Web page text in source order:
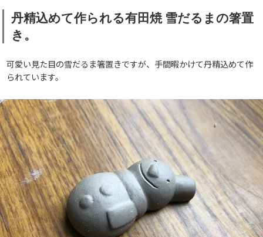
丹精込めて作られる有田焼 雪だるまの箸置
き。
可愛い見た目の雪だるま箸置きですが、手間暇かけて丹精込めて作
られています。